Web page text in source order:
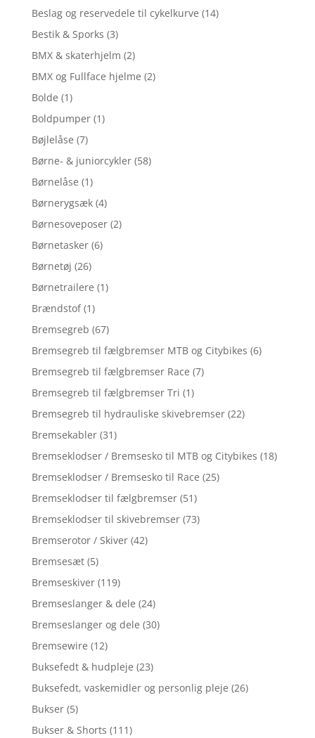
Beslag og reservedele til cykelkurve (14)
Bestik & Sporks (3)
BMX & skaterhjelm (2)
BMX og Fullface hjelme (2)
Bolde (1)
Boldpumper (1)
Bøjlelåse (7)
Børne- & juniorcykler (58)
Børnelåse (1)
Børnerygsæk (4)
Børnesoveposer (2)
Børnetasker (6)
Børnetøj (26)
Børnetrailere (1)
Brændstof (1)
Bremsegreb (67)
Bremsegreb til fælgbremser MTB og Citybikes (6)
Bremsegreb til fælgbremser Race (7)
Bremsegreb til fælgbremser Tri (1)
Bremsegreb til hydrauliske skivebremser (22)
Bremsekabler (31)
Bremseklodser / Bremsesko til MTB og Citybikes (18)
Bremseklodser / Bremsesko til Race (25)
Bremseklodser til fælgbremser (51)
Bremseklodser til skivebremser (73)
Bremserotor / Skiver (42)
Bremsesæt (5)
Bremseskiver (119)
Bremseslanger & dele (24)
Bremseslanger og dele (30)
Bremsewire (12)
Buksefedt & hudpleje (23)
Buksefedt, vaskemidler og personlig pleje (26)
Bukser (5)
Bukser & Shorts (111)